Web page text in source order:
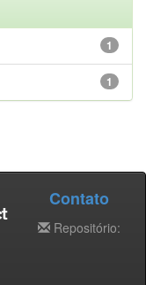
1
1
Contato
Repositório: